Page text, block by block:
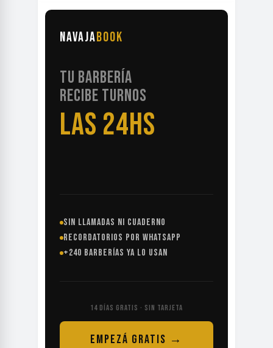
NAVAJABOOK
TU BARBERÍA
RECIBE TURNOS
LAS 24HS
SIN LLAMADAS NI CUADERNO
RECORDATORIOS POR WHATSAPP
+240 BARBERÍAS YA LO USAN
14 DÍAS GRATIS · SIN TARJETA
EMPEZÁ GRATIS →